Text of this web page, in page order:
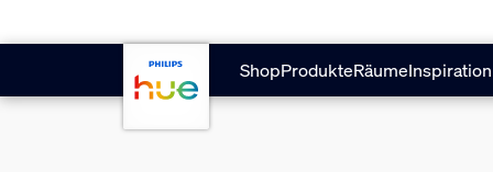
ShopProdukteRäumeInspiration